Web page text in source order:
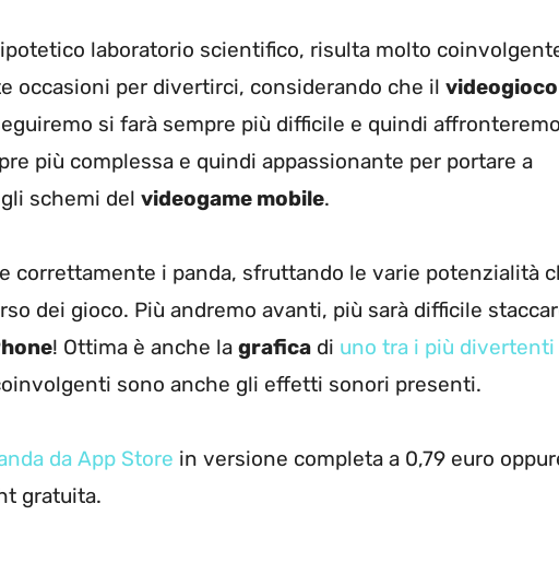
laboratorio scientifico, risulta molto
occasioni per divertirci, considerando che il videogioco
si farà sempre più difficile e quindi affronteremo
più complessa e quindi appassionante per portare a
schemi del videogame mobile.
correttamente i panda, sfruttando le varie potenzialità
dei gioco. Più andremo avanti, più sarà difficile
! Ottima è anche la grafica di uno tra i più divertenti
sono anche gli effetti sonori presenti.
da App Store in versione completa a 0,79 euro
gratuita.